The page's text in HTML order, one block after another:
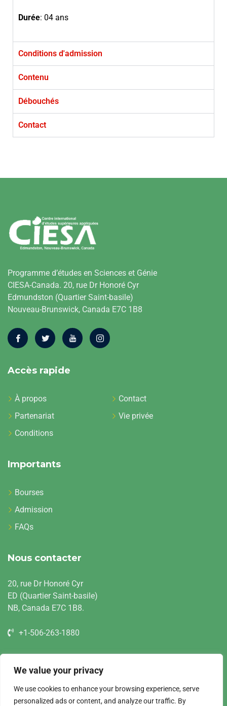
We value your privacy
We use cookies to enhance your browsing experience, serve
personalized ads or content, and analyze our traffic. By
Durée: 04 ans
Conditions d'admission
Contenu
Débouchés
Contact
Programme d’études en Sciences et Génie
CIESA-Canada. 20, rue Dr Honoré Cyr
Edmundston (Quartier Saint-basile)
Nouveau-Brunswick, Canada E7C 1B8
Accès rapide
À propos
Contact
Partenariat
Vie privée
Conditions
Importants
Bourses
Admission
FAQs
Nous contacter
20, rue Dr Honoré Cyr
ED (Quartier Saint-basile)
NB, Canada E7C 1B8.
+1-506-263-1880
scg.ciesacanada.ca